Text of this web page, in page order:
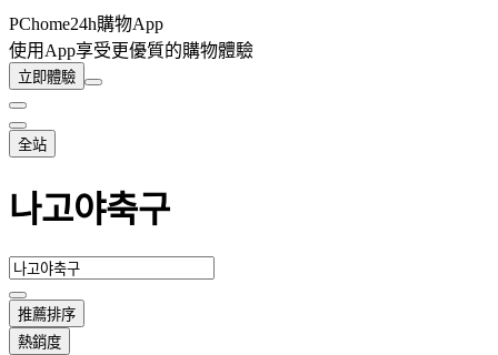
PChome24h購物App
使用App享受更優質的購物體驗
立即體驗
全站
나고야축구
推薦排序
熱銷度